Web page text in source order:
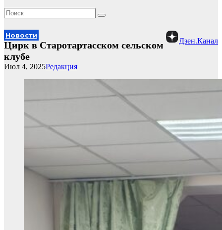
Новости
Дзен.Канал
Цирк в Старотартасском сельском
клубе
Редакция
Июл 4, 2025